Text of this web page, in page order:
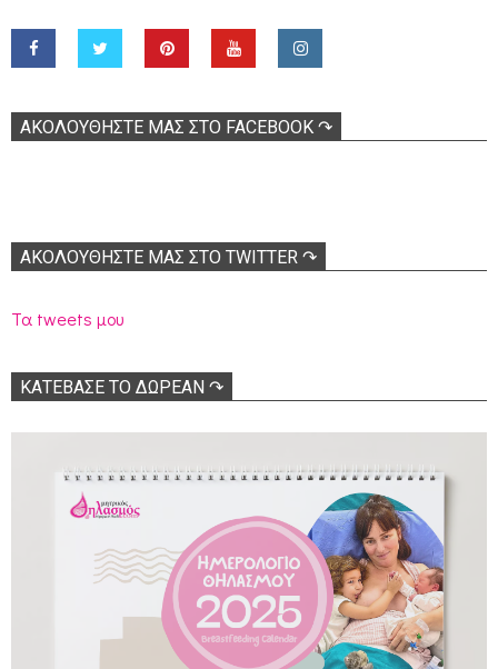
ΑΚΟΛOΥΘΉΣΤΕ ΜΑΣ ΣΤΟ FACEBOOK ↷
ΑΚΟΛΟΥΘΉΣΤΕ ΜΑΣ ΣΤΟ TWITTER ↷
Τα tweets μου
ΚΑΤΕΒΑΣΕ ΤΟ ΔΩΡΕΑΝ ↷